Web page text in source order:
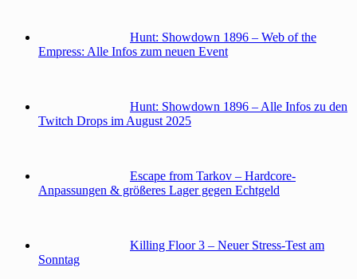
Hunt: Showdown 1896 – Web of the
Empress: Alle Infos zum neuen Event
Hunt: Showdown 1896 – Alle Infos zu den
Twitch Drops im August 2025
Escape from Tarkov – Hardcore-
Anpassungen & größeres Lager gegen Echtgeld
Killing Floor 3 – Neuer Stress-Test am
Sonntag